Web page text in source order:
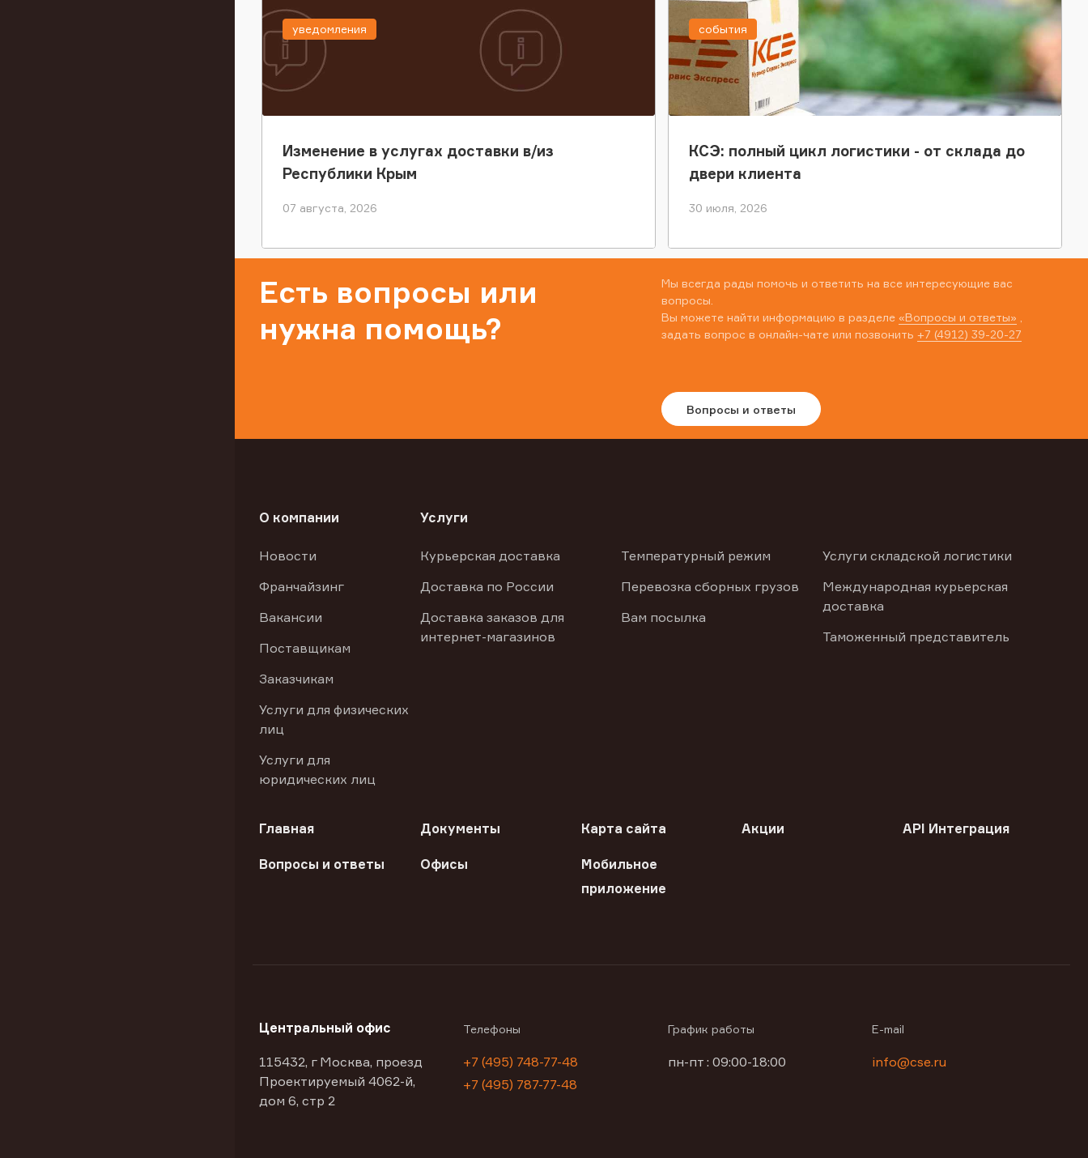
Изменение в услугах доставки в/из
Республики Крым
07 августа, 2026
уведомления
КСЭ: полный цикл логистики - от склада до
двери клиента
30 июля, 2026
события
Есть вопросы или
нужна помощь?
Мы всегда рады помочь и ответить на все интересующие вас
вопросы.
Вы можете найти информацию в разделе «Вопросы и ответы»
задать вопрос в онлайн-чате или позвонить +7 (4912) 39-20-27
Вопросы и ответы
О компании
Новости
Франчайзинг
Вакансии
Поставщикам
Заказчикам
Услуги для физических
лиц
Услуги для
юридических лиц
Услуги
Курьерская доставка
Доставка по России
Доставка заказов для
интернет-магазинов
Температурный режим
Перевозка сборных грузов
Вам посылка
Услуги складской логистики
Международная курьерская
доставка
Таможенный представитель
Главная Документы Карта сайта Акции API Интеграция
Вопросы и ответы Офисы
Мобильное
приложение
Центральный офис
115432, г Москва, проезд
Проектируемый 4062-й,
дом 6, стр 2
Телефоны
+7 (495) 748-77-48
+7 (495) 787-77-48
График работы
пн-пт : 09:00-18:00
E-mail
info@cse.ru